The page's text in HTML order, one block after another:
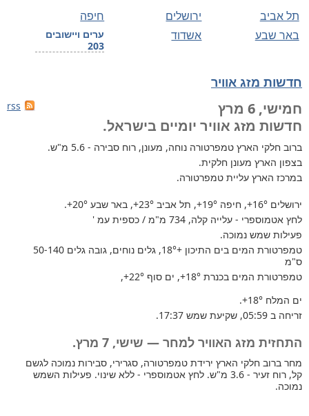
חיפה ירושלים תל אביב
ערים ויישובים
203
אשדוד באר שבע
חדשות מזג אוויר
rss
חמישי, 6 מרץ
חדשות מזג אוויר יומיים בישראל.
ברוב חלקי הארץ טמפרטורה נוחה, מעונן, רוח סבירה - 5.6 מ"ש.
בצפון הארץ מעונן חלקית.
במרכז הארץ עליית טמפרטורה.
ירושלים +16°, חיפה +19°, תל אביב +23°, באר שבע +20°
.
לחץ אטמוספרי - עלייה קלה, 734 מ"מ / כספית עמ '
פעילות שמש נמוכה.
טמפרטורת המים בים התיכון +18°
, גלים נוחים, גובה גלים 50-140
ס"מ
טמפרטורת המים בכנרת +18°, ים סוף +22°
,
ים המלח +18°
.
זריחה ב 05:59, שקיעת שמש 17:37.
התחזית מזג האוויר למחר — שישי, 7 מרץ.
מחר ברוב חלקי הארץ ירידת טמפרטורה, סגרירי, סבירות נמוכה לגשם
קל, רוח זעיר - 3.6 מ"ש. לחץ אטמוספרי - ללא שינוי. פעילות השמש
נמוכה.